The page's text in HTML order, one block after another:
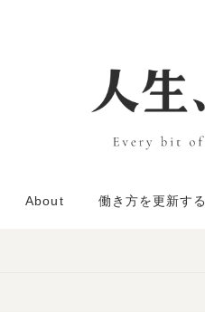
About 働き方を更新する